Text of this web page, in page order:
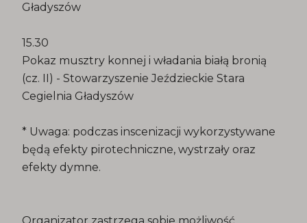
Gładyszów
15.30
Pokaz musztry konnej i władania białą bronią
(cz. II) - Stowarzyszenie Jeździeckie Stara
Cegielnia Gładyszów
* Uwaga: podczas inscenizacji wykorzystywane
będą efekty pirotechniczne, wystrzały oraz
efekty dymne.